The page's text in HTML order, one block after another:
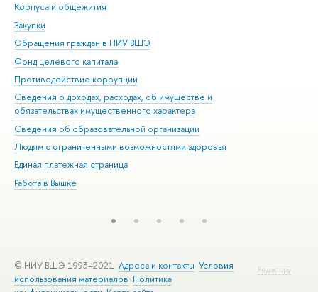
Корпуса и общежития
Закупки
Обращения граждан в НИУ ВШЭ
Фонд целевого капитала
Противодействие коррупции
Сведения о доходах, расходах, об имуществе и
обязательствах имущественного характера
Сведения об образовательной организации
Людям с ограниченными возможностями здоровья
Единая платежная страница
Работа в Вышке
Редактору
© НИУ ВШЭ 1993–2021 Адреса и контакты Условия
использования материалов Политика